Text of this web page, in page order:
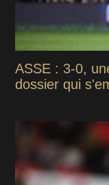
ASSE : 3-0,
dossier qui